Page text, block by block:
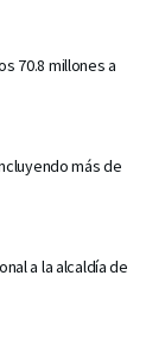
70.8 millones a
más de
a la alcaldía de